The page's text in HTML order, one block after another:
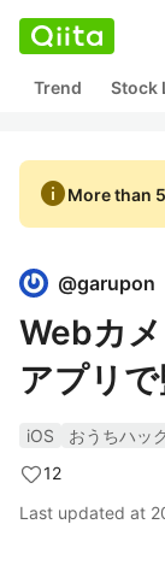
Trend Stock
infoMore than
@garupon
Webカ
アプリ
iOS おうちハッ
12
Last updated at